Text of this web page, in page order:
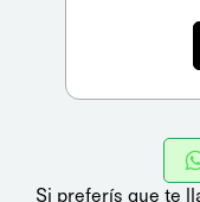
Si preferís que te